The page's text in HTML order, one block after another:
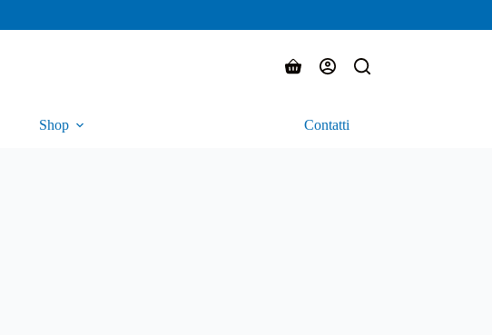
Carrello
Shop Contatti